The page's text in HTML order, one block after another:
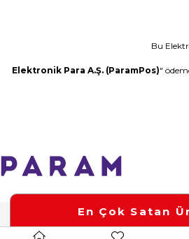
En Çok Satan
Bu Elektronik
Elektronik Para A.Ş. (ParamPos)"